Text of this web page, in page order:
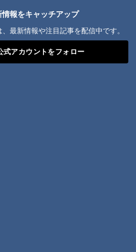
報をキャッチアップ
最新情報や注目記事を配信中です。
アカウントをフォロー